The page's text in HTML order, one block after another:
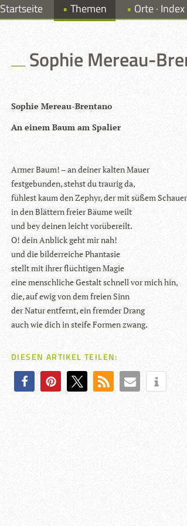
Startseite Themen Orte · Index
Sophie Mereau-
Sophie Mereau-Bren­tano
An einem Baum am Spalier
Armer Baum! – an dei­ner kal­ten Mauer
fest­ge­bun­den, stehst du trau­rig da,
füh­lest kaum den Zephyr, der mit süßem Schauer
in den Blät­tern freier Bäume weilt
und bey dei­nen leicht vorübereilt.
O! dein Anblick geht mir nah!
und die bil­der­rei­che Phantasie
stellt mit ihrer flüch­ti­gen Magie
eine mensch­li­che Gestalt schnell vor mich hin,
die, auf ewig von dem freien Sinn
der Natur ent­fernt, ein frem­der Drang
auch wie dich in steife For­men zwang.
DIESEN ARTIKEL TEILEN: